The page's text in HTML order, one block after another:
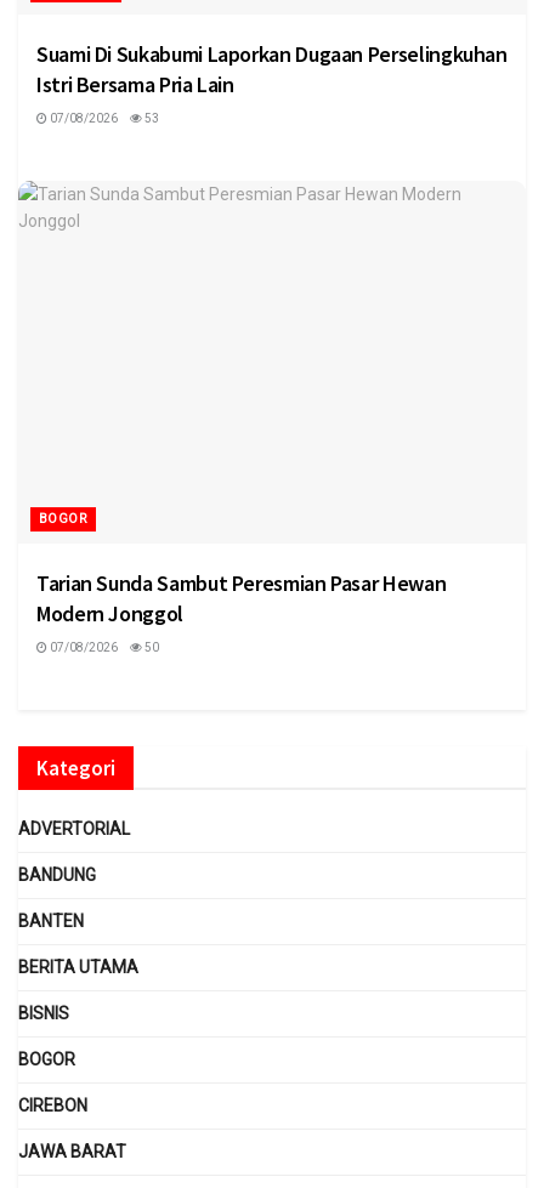
Suami Di Sukabumi Laporkan Dugaan Perselingkuhan
Istri Bersama Pria Lain
07/08/2026 53
BOGOR
Tarian Sunda Sambut Peresmian Pasar Hewan
Modern Jonggol
07/08/2026 50
Kategori
ADVERTORIAL
BANDUNG
BANTEN
BERITA UTAMA
BISNIS
BOGOR
CIREBON
JAWA BARAT